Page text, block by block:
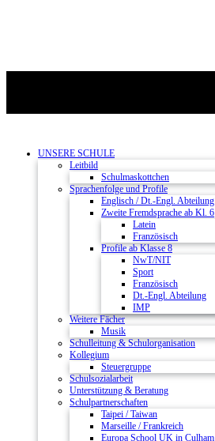
UNSERE SCHULE
Leitbild
Schulmaskottchen
Sprachenfolge und Profile
Englisch / Dt.-Engl. Abteilung
Zweite Fremdsprache ab Kl. 6
Latein
Französisch
Profile ab Klasse 8
NwT/NIT
Sport
Französisch
Dt.-Engl. Abteilung
IMP
Weitere Fächer
Musik
Schulleitung & Schulorganisation
Kollegium
Steuergruppe
Schulsozialarbeit
Unterstützung & Beratung
Schulpartnerschaften
Taipei / Taiwan
Marseille / Frankreich
Europa School UK in Culham